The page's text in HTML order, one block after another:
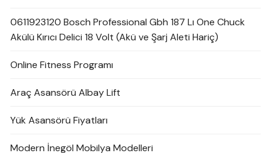
0611923120 Bosch Professional Gbh 187 Lı One Chuck
Akülü Kırıcı Delici 18 Volt (Akü ve Şarj Aleti Hariç)
Online Fitness Programı
Araç Asansörü Albay Lift
Yük Asansörü Fiyatları
Modern İnegöl Mobilya Modelleri